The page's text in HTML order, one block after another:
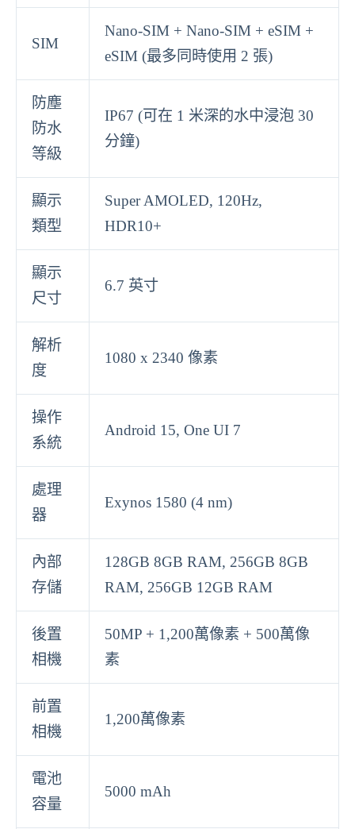
SIM
Nano-SIM + Nano-SIM + eSIM +
eSIM (最多同時使用 2 張)
防塵
防水
等級
IP67 (可在 1 米深的水中浸泡 30
分鐘)
顯示
類型
Super AMOLED, 120Hz,
HDR10+
顯示
尺寸
6.7 英寸
解析
度
1080 x 2340 像素
操作
系統
Android 15, One UI 7
處理
器
Exynos 1580 (4 nm)
內部
存儲
128GB 8GB RAM, 256GB 8GB
RAM, 256GB 12GB RAM
後置
相機
50MP + 1,200萬像素 + 500萬像
素
前置
相機
1,200萬像素
電池
容量
5000 mAh